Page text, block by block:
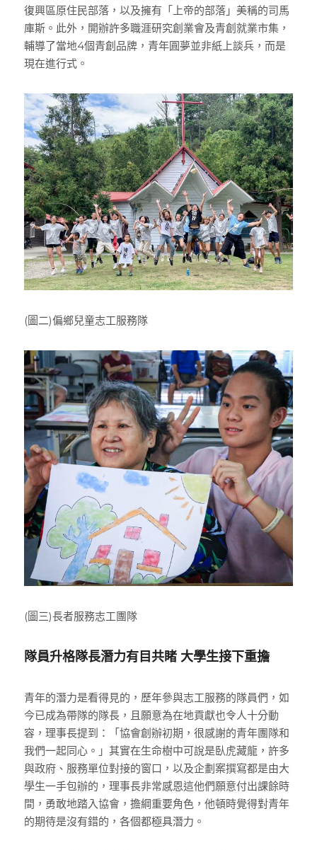
復興區原住民部落，以及擁有「上帝的部落」美稱的司馬
庫斯。此外，開辦許多職涯研究創業會及青創就業市集，
輔導了當地4個青創品牌，青年圓夢並非紙上談兵，而是
現在進行式。
(圖二)偏鄉兒童志工服務隊
(圖三)長者服務志工團隊
隊員升格隊長潛力有目共睹 大學生接下重擔
青年的潛力是看得見的，歷年參與志工服務的隊員們，如
今已成為帶隊的隊長，且願意為在地貢獻也令人十分動
容，理事長提到：「協會創辦初期，很感謝的青年團隊和
我們一起同心。」其實在生命樹中可說是臥虎藏龍，許多
與政府、服務單位對接的窗口，以及企劃案撰寫都是由大
學生一手包辦的，理事長非常感恩這他們願意付出課餘時
間，勇敢地踏入協會，擔綱重要角色，他頓時覺得對青年
的期待是沒有錯的，各個都極具潛力。